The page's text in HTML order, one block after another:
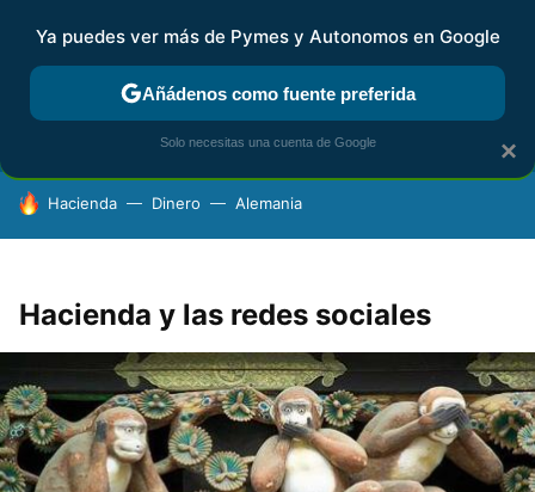
FISCALIDAD Y CONTABILIDAD KIT DIGITAL RENTA
HOY SE HABLA DE
Hacienda Dinero Alemania
Hacienda y las redes sociales
×
Ya puedes ver más de Pymes y Autonomos en Google
Añádenos como fuente preferida
Solo necesitas una cuenta de Google